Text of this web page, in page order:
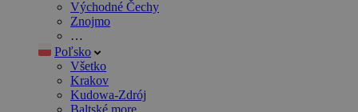
Východné Čechy
Znojmo
…
Poľsko
Všetko
Krakov
Kudowa-Zdrój